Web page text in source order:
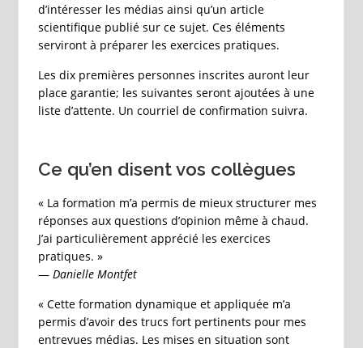
d’intéresser les médias ainsi qu’un article
scientifique publié sur ce sujet. Ces éléments
serviront à préparer les exercices pratiques.
Les dix premières personnes inscrites auront leur
place garantie; les suivantes seront ajoutées à une
liste d’attente. Un courriel de confirmation suivra.
Ce qu’en disent vos collègues
« La formation m’a permis de mieux structurer mes
réponses aux questions d’opinion même à chaud.
J’ai particulièrement apprécié les exercices
pratiques. »
— Danielle Montfet
« Cette formation dynamique et appliquée m’a
permis d’avoir des trucs fort pertinents pour mes
entrevues médias. Les mises en situation sont